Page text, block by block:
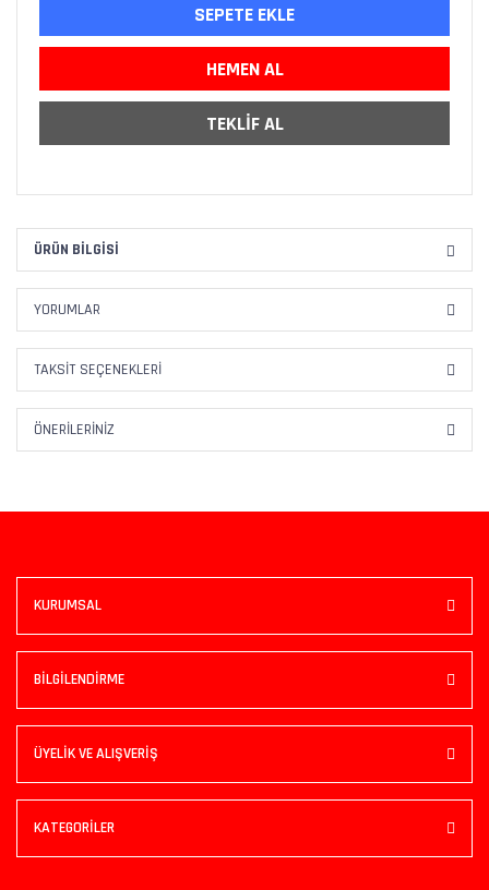
SEPETE EKLE
HEMEN AL
TEKLİF AL
ÜRÜN BILGISI
YORUMLAR
TAKSIT SEÇENEKLERI
ÖNERILERINIZ
KURUMSAL
BİLGİLENDİRME
ÜYELİK VE ALIŞVERİŞ
KATEGORİLER